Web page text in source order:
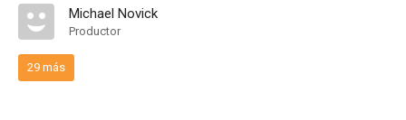
Michael Novick
Productor
29 más